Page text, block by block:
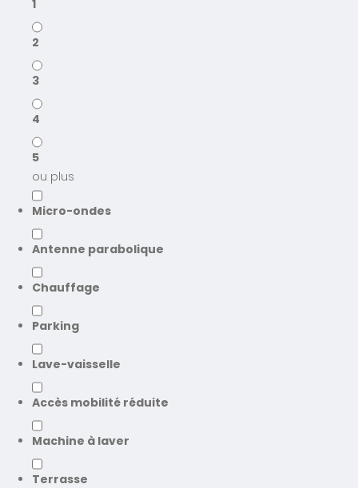
1
2
3
4
5
ou plus
Micro-ondes
Antenne parabolique
Chauffage
Parking
Lave-vaisselle
Accès mobilité réduite
Machine à laver
Terrasse